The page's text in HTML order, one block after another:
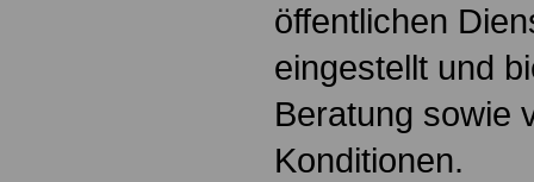
öffentlichen
eingestellt und
Beratung sowie
Konditionen.